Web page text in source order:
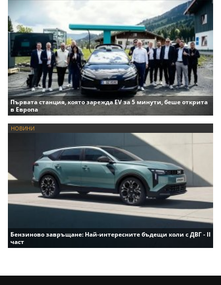
Първата станция, която зарежда EV за 5 минути, беше открита
в Европа
НОВИНИ
Бензиново завръщане: Най-интересните бъдещи коли с ДВГ - II
част